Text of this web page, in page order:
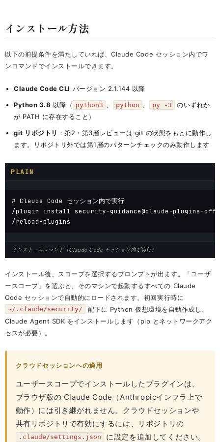
インストール方法
以下の前提条件を満たしていれば、Claude Code セッション内でワ
ンコマンドでインストールできます。
Claude Code CLI バージョン 2.1.144 以降
Python 3.8 以降（ python3 python py -3
のいずれか
が PATH に存在すること）
git リポジトリ ：第2・第3層レビューは git の状態をもとに動作し
ます。リポジトリ外では第1層のパターンチェックのみ動作します
PLAIN
# Claude Code セッション内で実行
/plugin install security-guidance@claude-plugins-
/reload-plugins
インストールコマンド（Claude Code セッション内で実行）
インストール後、スコープを選択するプロンプトが出ます。「ユーザ
ースコープ」を選ぶと、そのマシンで起動するすべての Claude
Code セッションで自動的にロードされます。初回実行時に
~/.claude/security/
配下に Python 仮想環境を自動作成し、
Claude Agent SDK をインストールします（pip とネットワークアク
セスが必要）。
クラウドセッションへの適用
ユーザースコープでインストールしたプラグインは、
ブラウザ版の Claude Code（Anthropicインフラ上で
動作）には引き継がれません。クラウドセッションや
共有リポジトリで有効にするには、リポジトリの
.claude/settings.json に設定を追加してください。